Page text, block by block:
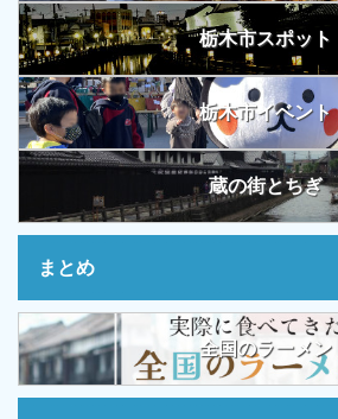
栃木市スポット
栃木市イベント
蔵の街とちぎ
まとめ
全国のラーメン